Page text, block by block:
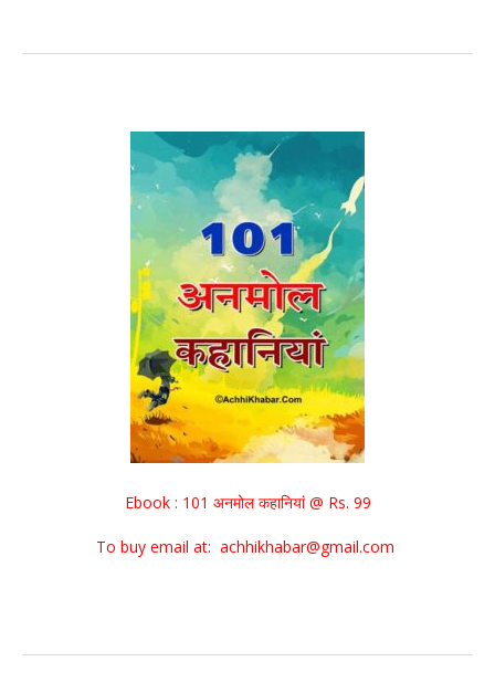
Ebook : 101 अनमोल कहानियां @ Rs. 99
To buy email at: achhikhabar@gmail.com